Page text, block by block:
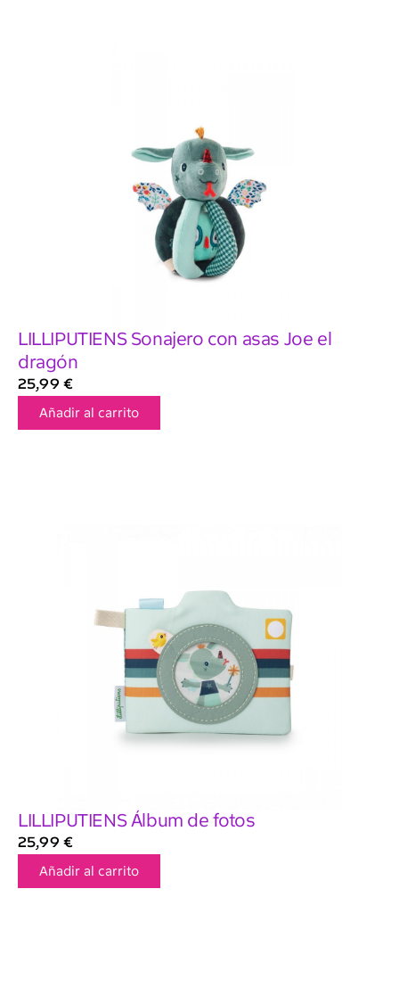
LILLIPUTIENS Sonajero con asas Joe el
dragón
25,99 €
Añadir al carrito
LILLIPUTIENS Álbum de fotos
25,99 €
Añadir al carrito